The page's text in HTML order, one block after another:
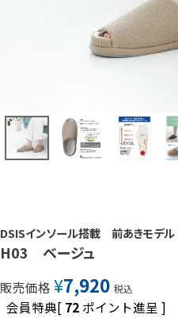
DSISインソール搭載 前あきモデル
H03 ベージュ
販売価格 ¥7,920 税込
会員特典[ 72 ポイント進呈 ]